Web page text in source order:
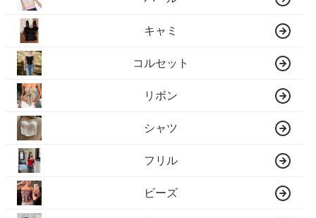
キャミ
コルセット
リボン
シャツ
フリル
ビーズ